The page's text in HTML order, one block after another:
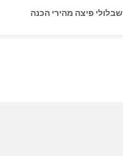
שבלולי פיצה מהירי הכנה